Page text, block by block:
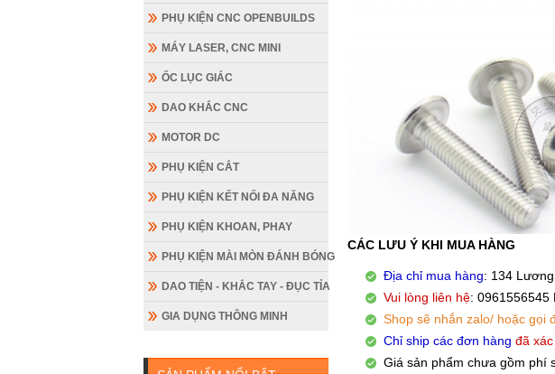
PHỤ KIỆN CNC OPENBUILDS
MÁY LASER, CNC MINI
ỐC LỤC GIÁC
DAO KHẮC CNC
MOTOR DC
PHỤ KIỆN CẮT
PHỤ KIỆN KẾT NỐI ĐA NĂNG
PHỤ KIỆN KHOAN, PHAY
PHỤ KIỆN MÀI MÒN ĐÁNH BÓNG
DAO TIỆN - KHẮC TAY - ĐỤC TỈA
GIA DỤNG THÔNG MINH
CÁC LƯU Ý KHI MUA HÀNG
Địa chỉ mua hàng: 134
Vui lòng liên hệ: 0961556545
Shop sẽ nhắn zalo/ hoặc gọi
Chỉ ship các đơn hàng đã
Giá sản phẩm chưa gồm phí